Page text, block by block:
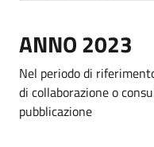
ANNO 2023
Nel periodo di
di collaborazione o
pubblicazione